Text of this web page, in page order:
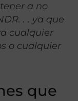
a no
. . ya que
cualquier
o cualquier
que